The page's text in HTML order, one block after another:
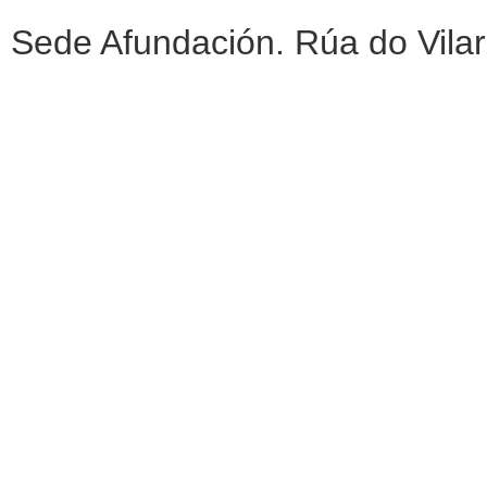
Sede Afundación. Rúa do